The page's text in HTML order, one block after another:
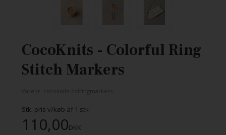
CocoKnits - Colorful Ring
Stitch Markers
cocoknits-colringmarkers
Stk. pris v/køb af 1 stk
110,00DKK